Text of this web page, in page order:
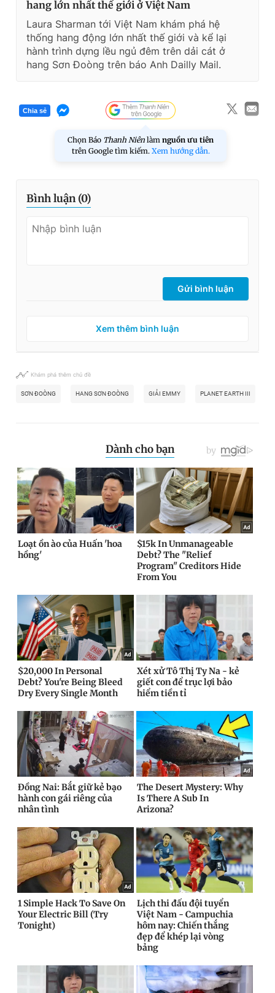
hang lớn nhất thế giới ở Việt Nam
Laura Sharman tới Việt Nam khám phá hệ
thống hang động lớn nhất thế giới và kể lại
hành trình dựng lều ngủ đêm trên dải cát ở
hang Sơn Đoòng trên báo Anh Dailly Mail.
Chia sẻ
Chọn Báo Thanh Niên làm nguồn ưu tiên
trên Google tìm kiếm. Xem hướng dẫn.
Bình luận (0)
Gửi bình luận
Xem thêm bình luận
Khám phá thêm chủ đề
SƠN ĐOÒNG HANG SƠN ĐOÒNG GIẢI EMMY PLANET EARTH III